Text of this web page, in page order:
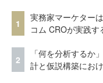
1
実務家マーケター
コム CROが実践す
2
「何を分析するか
計と仮説構築にお